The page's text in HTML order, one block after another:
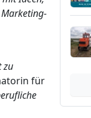
zu
für